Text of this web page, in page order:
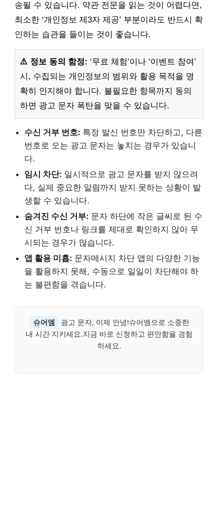
송될 수 있습니다. 약관 전문을 읽는 것이 어렵다면,
최소한 ‘개인정보 제3자 제공’ 부분이라도 반드시 확
인하는 습관을 들이는 것이 좋습니다.
⚠️ 정보 동의 함정: ‘무료 체험’이나 ‘이벤트 참여’
시, 수집되는 개인정보의 범위와 활용 목적을 명
확히 인지해야 합니다. 불필요한 항목까지 동의
하면 광고 문자 폭탄을 맞을 수 있습니다.
수신 거부 번호: 특정 발신 번호만 차단하고, 다른
번호로 오는 광고 문자는 놓치는 경우가 있습니
다.
임시 차단: 일시적으로 광고 문자를 받지 않으려
다, 실제 중요한 알림까지 받지 못하는 상황이 발
생할 수 있습니다.
숨겨진 수신 거부: 문자 하단에 작은 글씨로 된 수
신 거부 번호나 링크를 제대로 확인하지 않아 무
시되는 경우가 많습니다.
앱 활용 미흡: 문자메시지 차단 앱의 다양한 기능
을 활용하지 못해, 수동으로 일일이 차단해야 하
는 불편함을 겪습니다.
슈어엠
광고 문자, 이제 안녕!슈어엠으로 소중한
내 시간 지키세요.지금 바로 신청하고 편안함을 경험
하세요.